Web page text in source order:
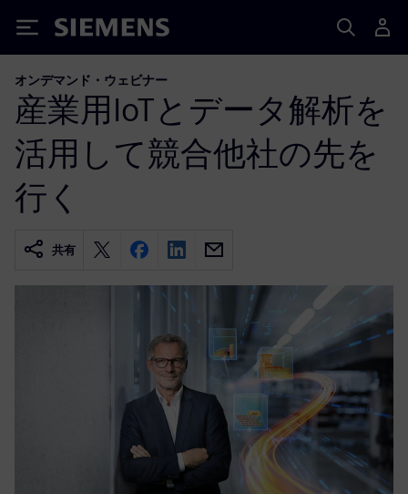
Siemens
オンデマンド・ウェビナー
産業用IoTとデータ解析を
活用して競合他社の先を
行く
共有